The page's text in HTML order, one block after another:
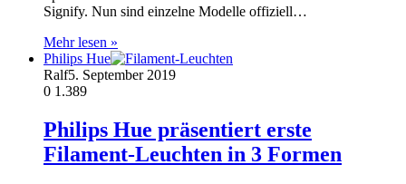
Signify. Nun sind einzelne Modelle offiziell…
Mehr lesen »
Philips Hue
Ralf5. September 2019
0 1.389
Philips Hue präsentiert erste
Filament-Leuchten in 3 Formen